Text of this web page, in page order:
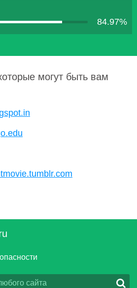
84.97%
могут быть вам